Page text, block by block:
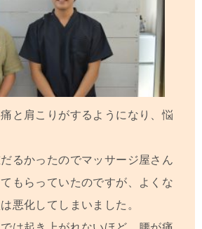
と肩こりがするようになり、悩
るかったのでマッサージ屋さん
もらっていたのですが、よくな
悪化してしまいました。